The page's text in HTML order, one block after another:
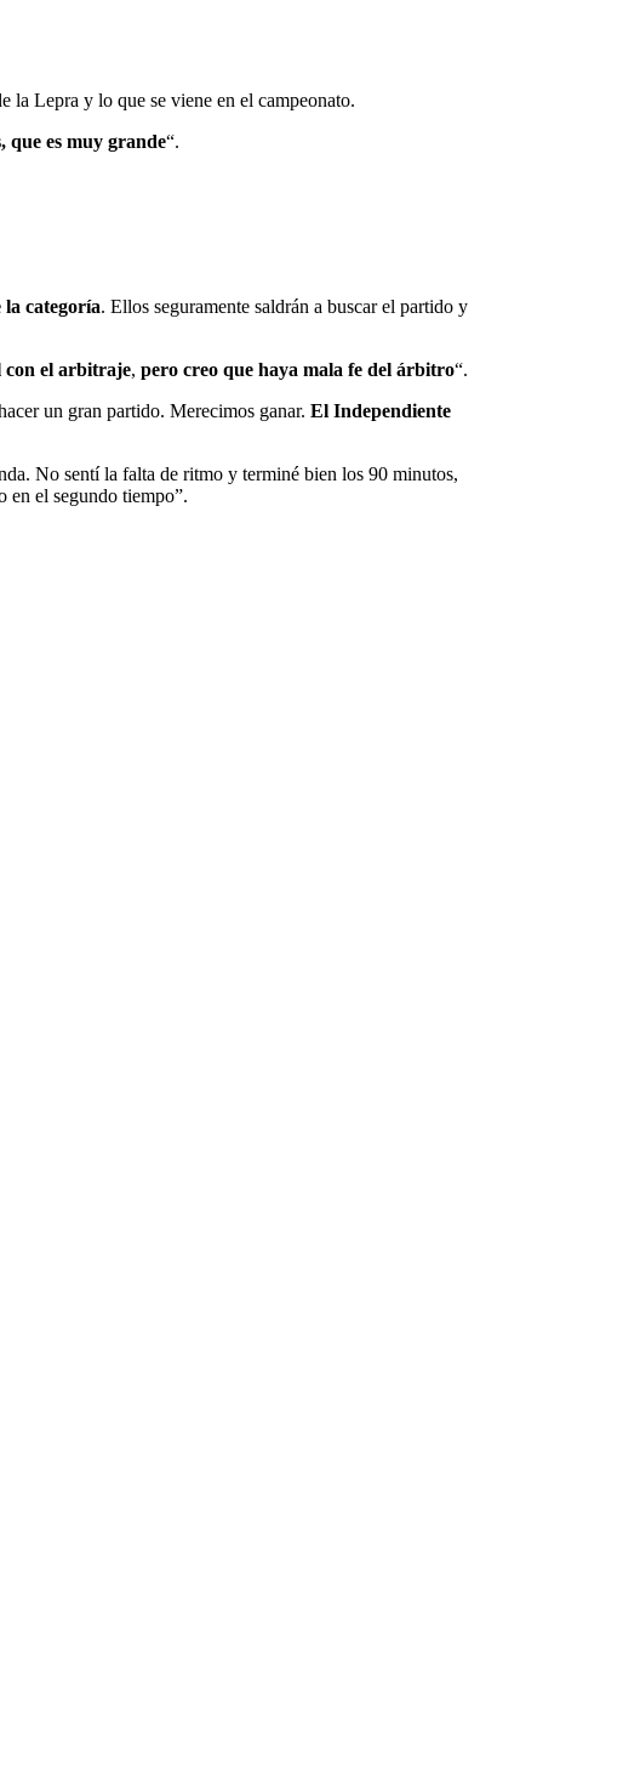
la Lepra y lo que se viene en el campeonato.
que es muy grande“.
la categoría. Ellos seguramente saldrán a buscar el partido y
con el arbitraje, pero creo que haya mala fe del árbitro“.
un gran partido. Merecimos ganar. El Independiente
No sentí la falta de ritmo y terminé bien los 90 minutos,
en el segundo tiempo”.